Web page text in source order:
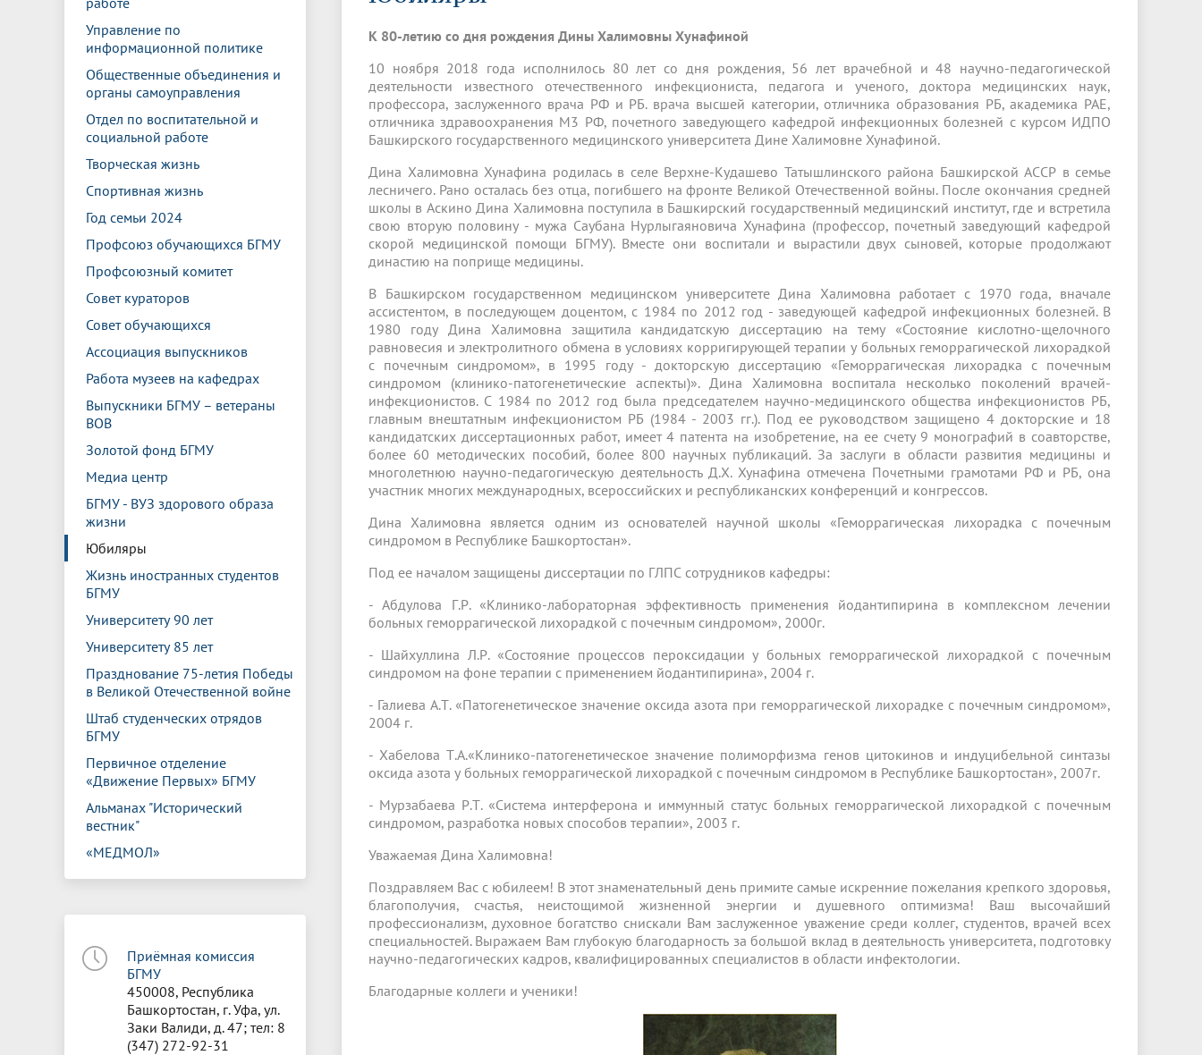
Электронный ящик доверия
БГМУ
Абитуриенту
Обращение граждан Фотогалерея
Карта сайта
Оплата банковской картой Реорганизация вуза
Трансформация университета
Эндаумент
Вопрос-ответ
Управление международной
деятельности
Отдел ординатуры
Федеральный аккредитационный
центр
Научно-образовательный
медицинский кластер
«Нижневолжский»
Внутренняя оценка качества
образования
Информация для инвалидов и лиц с
ограниченными возможностями
здоровья
Информация для студентов Я-профессионал
Всероссийская студенческая
олимпиада по хирургии с
международным участием
Медицинский инспектор
Онлайн обучение
Социальная работа в системе
здравоохранения
Новые образовательные программы
Электронная учебная библиотека
Независимая оценка качества
образования
Профессиональное обучение
Наставничество в сфере
здравоохранения
Итоги научно-исследовательской
работы
испытания, ЛЭК
Аспирантура
Грантовые фонды
Конференции и форумы
Лаборатории мегагранта Полезные интернет-ссылки
Научные издания
Проблемные научные комиссии
БГМУ в рейтингах университетов
Управление инновационной
деятельности
Публикационная активность
Институт урологии и клинической
онкологии
Репозиторий БГМУ Евразийский НОЦ Научная ординатура
Санаторий-профилакторий БГМУ
Профсоюз обучающихся БГМУ
Совет обучающихся
Ассоциация выпускников Работа музеев на кафедрах
Золотой фонд БГМУ
Медиа центр БГМУ - ВУЗ здорового образа жизни
Юбиляры
Университету 90 лет Университету 85 лет
Празднование 75-летия Победы в
Великой Отечественной войне
Штаб студенческих отрядов БГМУ
Первых» БГМУ
Управление по
информационной политике
Общественные объединения и
органы самоуправления
Отдел по воспитательной и
социальной работе
Творческая жизнь
Спортивная жизнь
Год семьи 2024
Профсоюз обучающихся БГМУ
Профсоюзный комитет
Совет кураторов
Совет обучающихся
Ассоциация выпускников
Работа музеев на кафедрах
Выпускники БГМУ – ветераны
ВОВ
Золотой фонд БГМУ
Медиа центр
БГМУ - ВУЗ здорового образа
жизни
Юбиляры
Жизнь иностранных студентов
БГМУ
Университету 90 лет
Университету 85 лет
Празднование 75-летия Победы
в Великой Отечественной войне
Штаб студенческих отрядов
БГМУ
Первичное отделение
«Движение Первых» БГМУ
Альманах "Исторический
вестник"
«МЕДМОЛ»
Приёмная комиссия
БГМУ
450008, Республика
Башкортостан, г. Уфа, ул.
Заки Валиди, д. 47; тел: 8
(347) 272-92-31
К 80-летию со дня рождения Дины Халимовны Хунафиной
10 ноября 2018 года исполнилось 80 лет со дня рождения, 56 лет врачебной и 48 научно-педагогической
деятельности известного отечественного инфекциониста, педагога и ученого, доктора медицинских наук,
профессора, заслуженного врача РФ и РБ. врача высшей категории, отличника образования РБ, академика РАЕ,
отличника здравоохранения М3 РФ, почетного заведующего кафедрой инфекционных болезней с курсом ИДПО
Башкирского государственного медицинского университета Дине Халимовне Хунафиной.
Дина Халимовна Хунафина родилась в селе Верхне-Кудашево Татышлинского района Башкирской АССР в семье
лесничего. Рано осталась без отца, погибшего на фронте Великой Отечественной войны. После окончания средней
школы в Аскино Дина Халимовна поступила в Башкирский государственный медицинский институт, где и встретила
свою вторую половину - мужа Саубана Нурлыгаяновича Хунафина (профессор, почетный заведующий кафедрой
скорой медицинской помощи БГМУ). Вместе они воспитали и вырастили двух сыновей, которые продолжают
династию на поприще медицины.
В Башкирском государственном медицинском университете Дина Халимовна работает с 1970 года, вначале
ассистентом, в последующем доцентом, с 1984 по 2012 год - заведующей кафедрой инфекционных болезней. В
1980 году Дина Халимовна защитила кандидатскую диссертацию на тему «Состояние кислотно-щелочного
равновесия и электролитного обмена в условиях корригирующей терапии у больных геморрагической лихорадкой
с почечным синдромом», в 1995 году - докторскую диссертацию «Геморрагическая лихорадка с почечным
синдромом (клинико-патогенетические аспекты)». Дина Халимовна воспитала несколько поколений врачей-
инфекционистов. С 1984 по 2012 год была председателем научно-медицинского общества инфекционистов РБ,
главным внештатным инфекционистом РБ (1984 - 2003 гг.). Под ее руководством защищено 4 докторские и 18
кандидатских диссертационных работ, имеет 4 патента на изобретение, на ее счету 9 монографий в соавторстве,
более 60 методических пособий, более 800 научных публикаций. За заслуги в области развития медицины и
многолетнюю научно-педагогическую деятельность Д.Х. Хунафина отмечена Почетными грамотами РФ и РБ, она
участник многих международных, всероссийских и республиканских конференций и конгрессов.
Дина Халимовна является одним из основателей научной школы «Геморрагическая лихорадка с почечным
синдромом в Республике Башкортостан».
Под ее началом защищены диссертации по ГЛПС сотрудников кафедры:
- Абдулова Г.Р. «Клинико-лабораторная эффективность применения йодантипирина в комплексном лечении
больных геморрагической лихорадкой с почечным синдромом», 2000г.
- Шайхуллина Л.Р. «Состояние процессов пероксидации у больных геморрагической лихорадкой с почечным
синдромом на фоне терапии с применением йодантипирина», 2004 г.
- Галиева А.Т. «Патогенетическое значение оксида азота при геморрагической лихорадке с почечным синдромом»,
2004 г.
- Хабелова Т.А.«Клинико-патогенетическое значение полиморфизма генов цитокинов и индуцибельной синтазы
оксида азота у больных геморрагической лихорадкой с почечным синдромом в Республике Башкортостан», 2007г.
- Мурзабаева Р.Т. «Система интерферона и иммунный статус больных геморрагической лихорадкой с почечным
синдромом, разработка новых способов терапии», 2003 г.
Уважаемая Дина Халимовна!
Поздравляем Вас с юбилеем! В этот знаменательный день примите самые искренние пожелания крепкого здоровья,
благополучия, счастья, неистощимой жизненной энергии и душевного оптимизма! Ваш высочайший
профессионализм, духовное богатство снискали Вам заслуженное уважение среди коллег, студентов, врачей всех
специальностей. Выражаем Вам глубокую благодарность за большой вклад в деятельность университета, подготовку
научно-педагогических кадров, квалифицированных специалистов в области инфектологии.
Благодарные коллеги и ученики!